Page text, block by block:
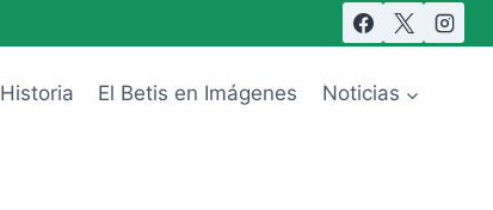
Historia El Betis en Imágenes Noticias